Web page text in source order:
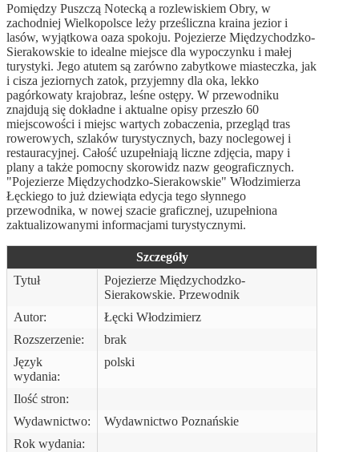
Pomiędzy Puszczą Notecką a rozlewiskiem Obry, w
zachodniej Wielkopolsce leży prześliczna kraina jezior i
lasów, wyjątkowa oaza spokoju. Pojezierze Międzychodzko-
Sierakowskie to idealne miejsce dla wypoczynku i małej
turystyki. Jego atutem są zarówno zabytkowe miasteczka, jak
i cisza jeziornych zatok, przyjemny dla oka, lekko
pagórkowaty krajobraz, leśne ostępy. W przewodniku
znajdują się dokładne i aktualne opisy przeszło 60
miejscowości i miejsc wartych zobaczenia, przegląd tras
rowerowych, szlaków turystycznych, bazy noclegowej i
restauracyjnej. Całość uzupełniają liczne zdjęcia, mapy i
plany a także pomocny skorowidz nazw geograficznych.
"Pojezierze Międzychodzko-Sierakowskie" Włodzimierza
Łęckiego to już dziewiąta edycja tego słynnego
przewodnika, w nowej szacie graficznej, uzupełniona
zaktualizowanymi informacjami turystycznymi.
Szczegóły
Tytuł
Pojezierze Międzychodzko-
Sierakowskie. Przewodnik
Autor:
Łęcki Włodzimierz
Rozszerzenie:
brak
Język
wydania:
polski
Ilość stron:
Wydawnictwo:
Wydawnictwo Poznańskie
Rok wydania: